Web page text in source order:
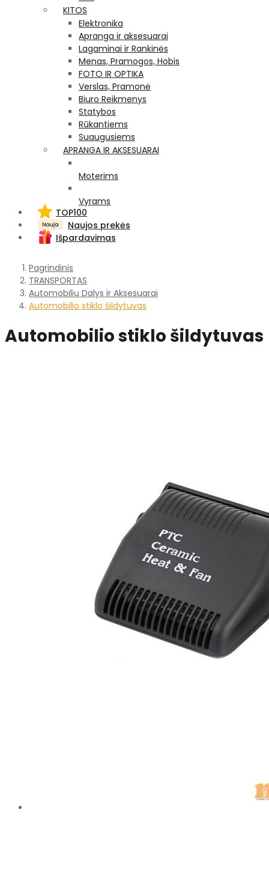
KITOS
Elektronika
Apranga ir aksesuarai
Lagaminai ir Rankinės
Menas, Pramogos, Hobis
FOTO IR OPTIKA
Verslas, Pramonė
Biuro Reikmenys
Statybos
Rūkantiems
Suaugusiems
APRANGA IR AKSESUARAI
Moterims
Vyrams
TOP100
Naujos prekės
Išpardavimas
Pagrindinis
TRANSPORTAS
Automobilių Dalys ir Aksesuarai
Automobilio stiklo šildytuvas
Automobilio stiklo šildytuvas